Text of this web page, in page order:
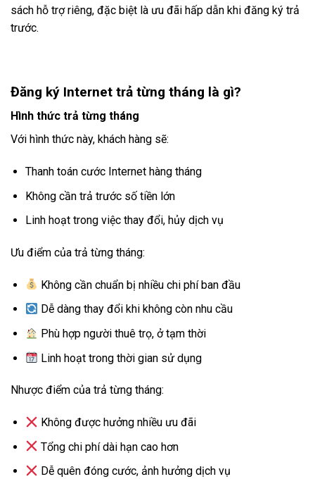
sách hỗ trợ riêng, đặc biệt là ưu đãi hấp dẫn khi đăng ký trả
trước.
Đăng ký Internet trả từng tháng là gì?
Hình thức trả từng tháng
Với hình thức này, khách hàng sẽ:
Thanh toán cước Internet hàng tháng
Không cần trả trước số tiền lớn
Linh hoạt trong việc thay đổi, hủy dịch vụ
Ưu điểm của trả từng tháng:
Không cần chuẩn bị nhiều chi phí ban đầu
Dễ dàng thay đổi khi không còn nhu cầu
Phù hợp người thuê trọ, ở tạm thời
Linh hoạt trong thời gian sử dụng
Nhược điểm của trả từng tháng:
Không được hưởng nhiều ưu đãi
Tổng chi phí dài hạn cao hơn
Dễ quên đóng cước, ảnh hưởng dịch vụ